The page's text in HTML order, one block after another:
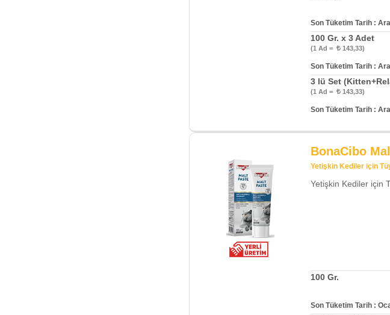
Son Tüketim Tarih :
100 Gr. x 3 Adet
(1 Ad = 143,33)
Son Tüketim Tarih :
3 lü Set
(1 Ad = 143,33)
Son Tüketim Tarih :
BonaCibo
Yetişkin Kediler için
Yetişkin Kediler için
100 Gr.
Son Tüketim Tarih :